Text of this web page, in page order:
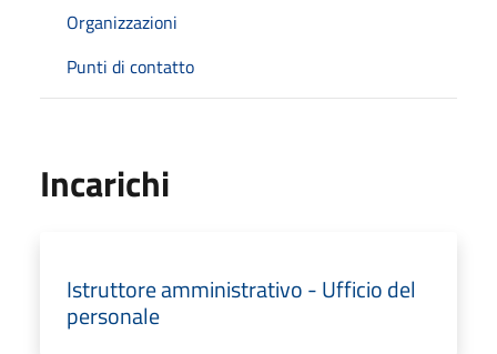
Organizzazioni
Punti di contatto
Incarichi
Istruttore amministrativo - Ufficio del
personale